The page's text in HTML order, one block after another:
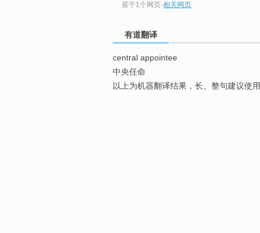
基于1个网页-相关网页
有道翻译
central appointee
中央任命
以上为机器翻译结果，长、整句建议使用